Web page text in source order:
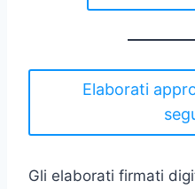
Elaborati
Gli elaborati firmati